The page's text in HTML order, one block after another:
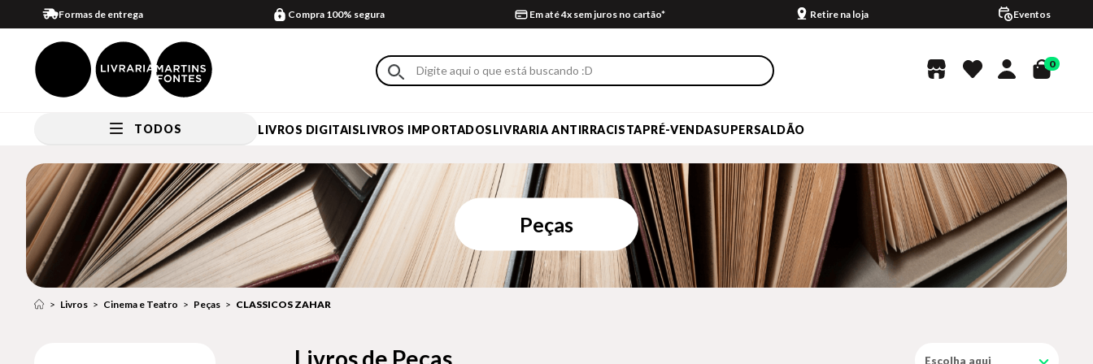
Formas de entrega Compra 100% segura Em até 4x sem juros no cartão* Retire na loja Eventos
0
TODOS LIVROS DIGITAISLIVROS IMPORTADOSLIVRARIA ANTIRRACISTAPRÉ-VENDASUPERSALDÃO
Peças
Livros Cinema e Teatro Peças CLASSICOS ZAHAR
Escolha aqui